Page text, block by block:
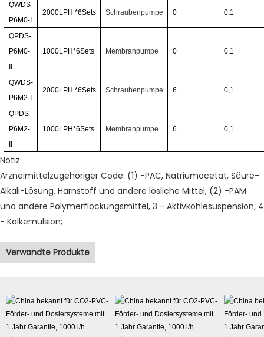
QWDS-
P6M0-I
2000LPH *6Sets Schraubenpumpe 0 0,1
QPDS-
P6M0-
1000LPH*6Sets Membranpumpe 0 0,1
QWDS-
P6M2-I
2000LPH *6Sets Schraubenpumpe 6 0,1
QPDS-
P6M2-
1000LPH*6Sets Membranpumpe 6 0,1
Notiz:
Arzneimittelzugehöriger Code: (1) -PAC, Natriumacetat, Säure-
Alkali-Lösung, Harnstoff und andere lösliche Mittel, (2) -PAM
und andere Polymerflockungsmittel, 3 - Aktivkohlesuspension, 4
- Kalkemulsion;
Verwandte Produkte